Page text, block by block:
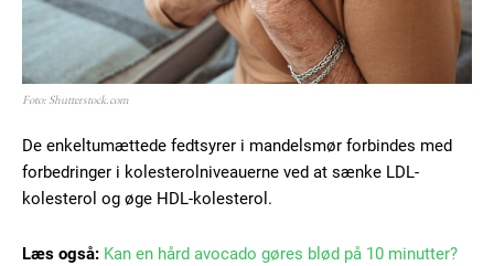
Foto: Shutterstock.com
De enkeltumættede fedtsyrer i mandelsmør forbindes med
forbedringer i kolesterolniveauerne ved at sænke LDL-
kolesterol og øge HDL-kolesterol.
Læs også: Kan en hård avocado gøres blød på 10 minutter?